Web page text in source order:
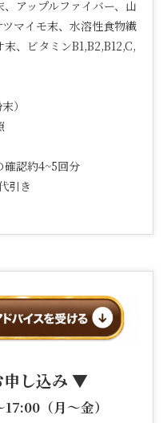
アップルファイバー、山
マイモ末、水溶性食物繊
末、ビタミンB1,B2,B12,C,
）
確認約4~5回分
引き
し込み ▼
（月〜金）